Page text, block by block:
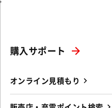
'
購入サポート
オンライン見積もり